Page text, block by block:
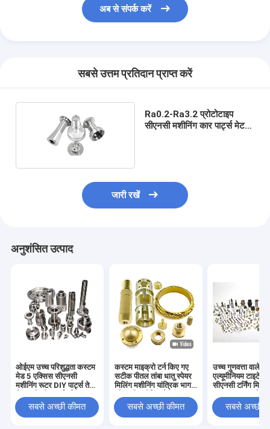
अब से संपर्क करें
सबसे उत्तम प्रतिदान प्राप्त करें
Ra0.2-Ra3.2 प्रोटोटाइप
सीएनसी मशीनिंग कार पार्ट्स मेटल
जारी रखें
अनुशंसित उत्पाद
ओईएम उच्च परिशुद्धता कस्टम
मेड 5 एक्सिस सीएनसी
मशीनिंग रूटर DIY पार्ट्स तेल
एक्सिस मशीनिंग सेवाएं
सबसे अच्छी कीमत
कस्टम माइक्रो टर्न किए गए
सटीक पीतल तांबा धातु स्पेयर
मिलिंग मशीनिंग यांत्रिक भाग
सबसे अच्छी कीमत
उच्च गुणवत्ता वाले
एल्यूमीनियम
सीएनसी टर्निंग
मशीन वाले घटक
सेवाओं के साथ
सबसे अच्छी